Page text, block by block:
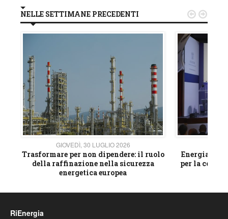
NELLE SETTIMANE PRECEDENTI
GIOVEDÌ, 30 LUGLIO 2026
Trasformare per non dipendere: il ruolo
della raffinazione nella sicurezza
energetica europea
Energia e
per la
 
RiEnergia